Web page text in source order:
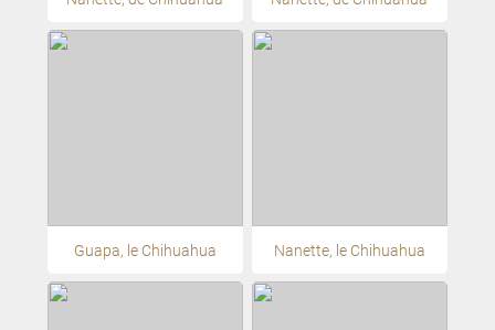
Guapa, le Chihuahua Nanette, le Chihuahua